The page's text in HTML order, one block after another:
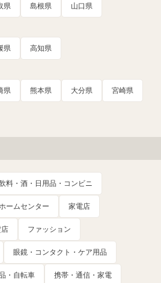
県 島根県 山口県
県 高知県
県 熊本県 大分県 宮崎県
料・酒・日用品・コンビニ
ームセンター 家電店
ファッション
眼鏡・コンタクト・ケア用品
・自転車 携帯・通信・家電